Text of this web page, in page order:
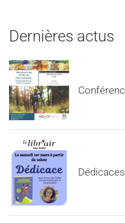
Dernières actus